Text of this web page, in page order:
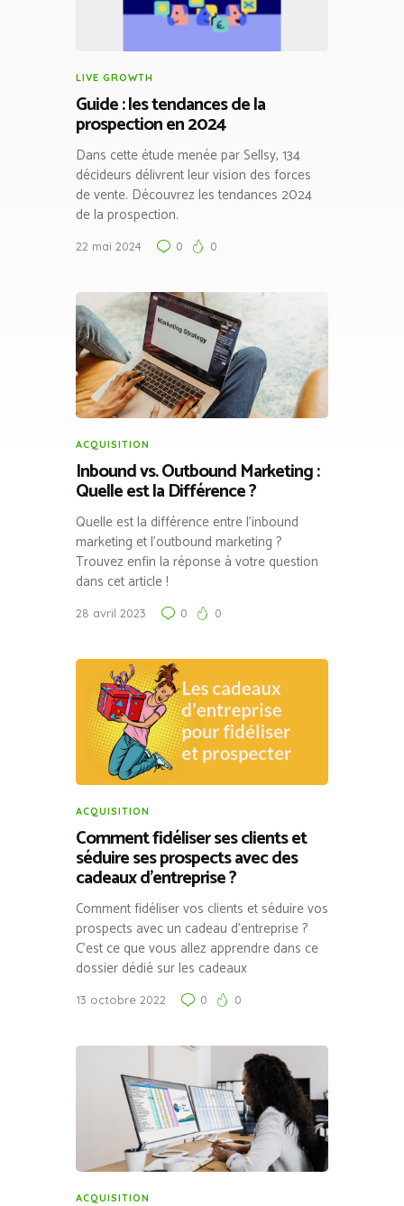
LIVE GROWTH
Guide : les tendances de la
prospection en 2024
Dans cette étude menée par Sellsy, 134
décideurs délivrent leur vision des forces
de vente. Découvrez les tendances 2024
de la prospection.
22 mai 2024 0 0
ACQUISITION
Inbound vs. Outbound Marketing :
Quelle est la Différence ?
Quelle est la différence entre l’inbound
marketing et l’outbound marketing ?
Trouvez enfin la réponse à votre question
dans cet article !
28 avril 2023 0 0
ACQUISITION
Comment fidéliser ses clients et
séduire ses prospects avec des
cadeaux d’entreprise ?
Comment fidéliser vos clients et séduire vos
prospects avec un cadeau d’entreprise ?
C’est ce que vous allez apprendre dans ce
dossier dédié sur les cadeaux
13 octobre 2022 0 0
ACQUISITION